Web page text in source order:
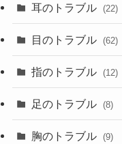
耳のトラブル (22)
目のトラブル (62)
指のトラブル (12)
足のトラブル (8)
胸のトラブル (9)